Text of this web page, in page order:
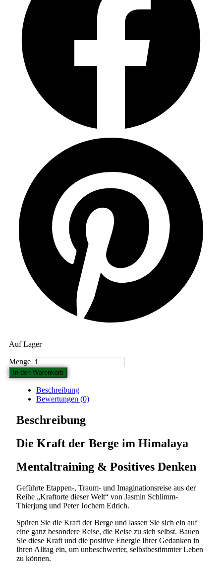
Auf Lager
Die
Kraft
der
Berge
im
Himalaya
2
Menge
In den Warenkorb
Beschreibung
Bewertungen (0)
Beschreibung
Die Kraft der Berge im Himalaya
Mentaltraining & Positives Denken
Geführte Etappen-, Traum- und Imaginationsreise aus der
Reihe „Kraftorte dieser Welt“ von Jasmin Schlimm-
Thierjung und Peter Jochem Edrich.
Spüren Sie die Kraft der Berge und lassen Sie sich ein auf
eine ganz besondere Reise, die Reise zu sich selbst. Bauen
Sie diese Kraft und die positive Energie Ihrer Gedanken in
Ihren Alltag ein, um unbeschwerter, selbstbestimmter Leben
zu können.